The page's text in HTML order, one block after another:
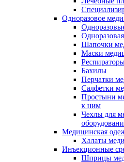
Одноразовое
Шапочки
Маски
Бахилы
Перчатки
Салфетки
Простыни
к ним
Чехлы для
Медицинская
Халаты
Инъекционные
Шприцы